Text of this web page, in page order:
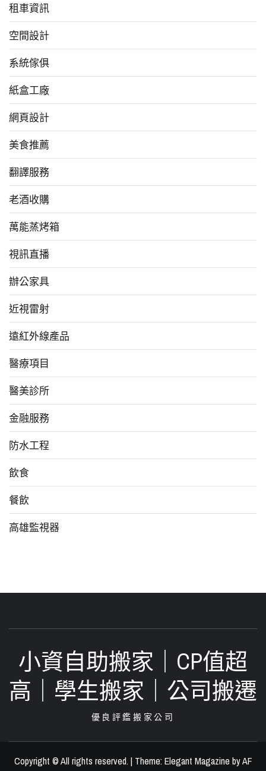
租車資訊
空間設計
系統傢俱
紙盒工廠
網頁設計
美食推薦
翻譯服務
老酒收購
萬能蒸烤箱
視訊直播
辦公家具
近視雷射
遠紅外線產品
醫療項目
醫美診所
金融服務
防水工程
飲食
餐飲
高雄監視器
小資自助搬家｜CP值超
高｜學生搬家｜公司搬遷‎
優良評鑑搬家公司
Copyright © All rights reserved. | Theme: Elegant Magazine byAF